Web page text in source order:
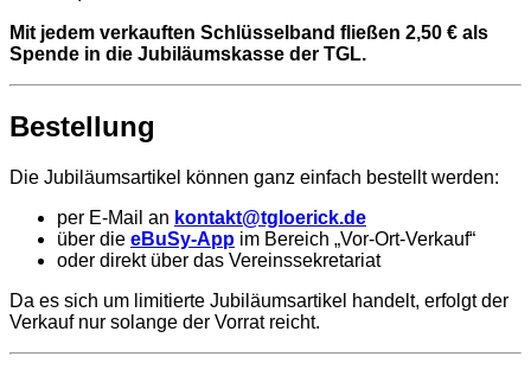
Mit jedem verkauften Schlüsselband fließen 2,50 € als
Spende in die Jubiläumskasse der TGL.
Bestellung
Die Jubiläumsartikel können ganz einfach bestellt werden:
per E-Mail an kontakt@tgloerick.de
über die eBuSy-App im Bereich „Vor-Ort-Verkauf“
oder direkt über das Vereinssekretariat
Da es sich um limitierte Jubiläumsartikel handelt, erfolgt der
Verkauf nur solange der Vorrat reicht.